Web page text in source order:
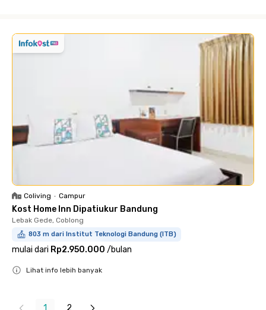
Coliving • Campur
Kost Home Inn Dipatiukur Bandung
Lebak Gede, Coblong
803 m dari Institut Teknologi Bandung (ITB)
mulai dari Rp2.950.000 /bulan
Lihat info lebih banyak
1 2